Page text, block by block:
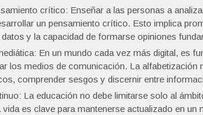
crítico: Enseñar a las personas a
un pensamiento crítico. Esto implica
y la capacidad de formarse opiniones
En un mundo cada vez más digital, es
los medios de comunicación. La alfabetización
comprender sesgos y discernir entre
La educación no debe limitarse solo al
es clave para mantenerse actualizado en un